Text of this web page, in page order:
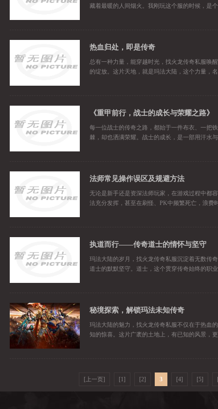
藏着最暖的人间烟火。我刚玩这个服的时候，是
热血归处，即是传奇
总有一种力量，能穿越时光，找火龙传奇私服唤
的绽放。这片天地，就是玛法大陆，这个力量，
《重甲前行，战士的成长与荣耀之路》
每一位战士的传奇之路，都始于一件布衣、一把
棘，却也洒满荣耀。战士的成长，是一部用汗水
法师常见操作误区及规避方法
无论是新手还是资深法师玩家，在游戏过程中都
法充分发挥，甚至在刷怪、PK中频繁死亡，浪费
执道而行——传奇道士的情怀与坚守
玛法大陆的岁月，找火龙传奇私服沉淀着无数传
道士的默默坚守。道士，这个贯穿传奇始终的职
秘境探索，解锁玛法未知传奇
玛法大陆的魅力，找火龙传奇私服不仅在于热血
知的惊喜。这片广袤的土地上，有已知的风景，
[上一页] [1] [2] 3 [4] [5]